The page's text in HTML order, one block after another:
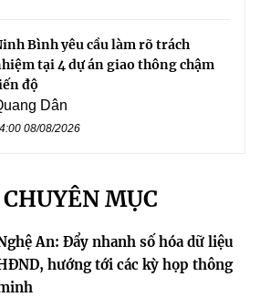
Bình yêu cầu làm rõ trách
tại 4 dự án giao thông chậm
độ
Dân
08/08/2026
MỤC
An: Đẩy nhanh số hóa dữ liệu
hướng tới các kỳ họp thông